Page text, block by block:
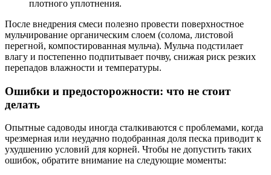
плотного уплотнения.
После внедрения смеси полезно провести поверхностное
мульчирование органическим слоем (солома, листовой
перегной, компостированная мульча). Мульча подстилает
влагу и постепенно подпитывает почву, снижая риск резких
перепадов влажности и температуры.
Ошибки и предосторожности: что не стоит
делать
Опытные садоводы иногда сталкиваются с проблемами, когда
чрезмерная или неудачно подобранная доля песка приводит к
ухудшению условий для корней. Чтобы не допустить таких
ошибок, обратите внимание на следующие моменты: